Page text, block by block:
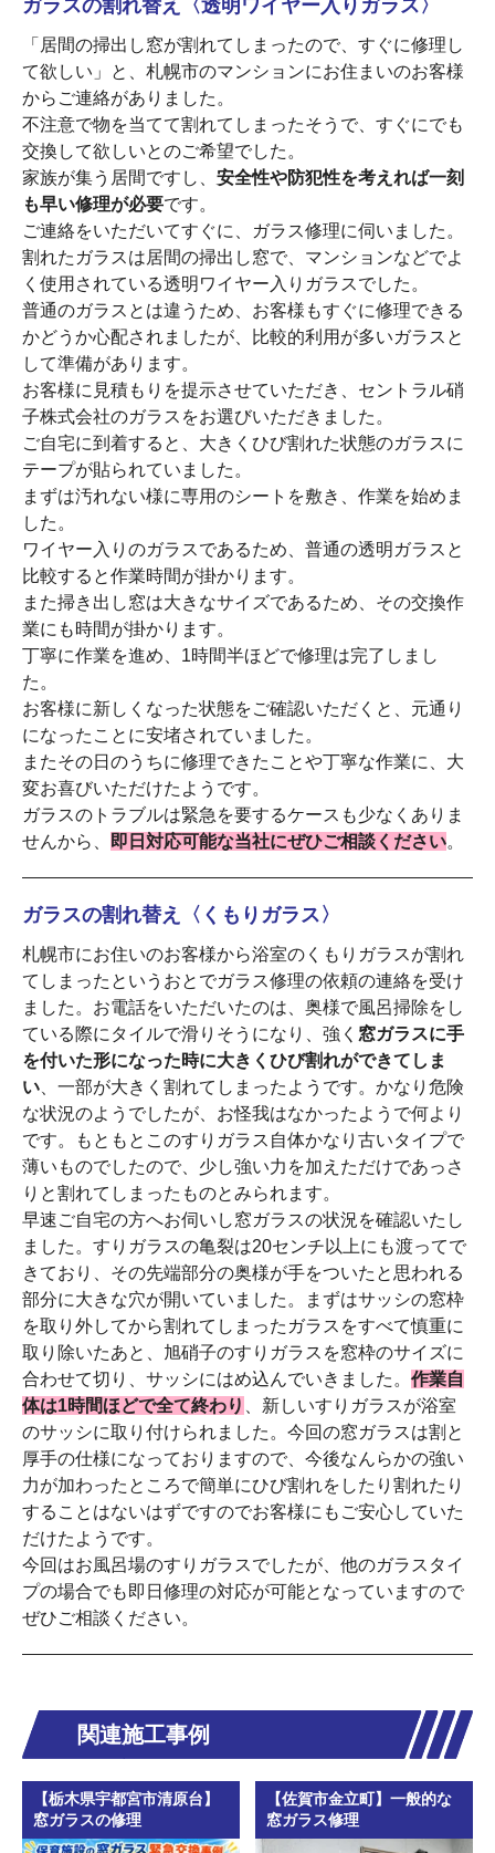
ガラスの割れ替え〈透明ワイヤー入りガラス〉
「居間の掃出し窓が割れてしまったので、すぐに修理し
て欲しい」と、札幌市のマンションにお住まいのお客様
からご連絡がありました。
不注意で物を当てて割れてしまったそうで、すぐにでも
交換して欲しいとのご希望でした。
家族が集う居間ですし、 安全性や防犯性を考えれば一刻
も早い修理が必要です。
ご連絡をいただいてすぐに、ガラス修理に伺いました。
割れたガラスは居間の掃出し窓で、マンションなどでよ
く使用されている透明ワイヤー入りガラスでした。
普通のガラスとは違うため、お客様もすぐに修理できる
かどうか心配されましたが、比較的利用が多いガラスと
して準備があります。
お客様に見積もりを提示させていただき、セントラル硝
子株式会社のガラスをお選びいただきました。
ご自宅に到着すると、大きくひび割れた状態のガラスに
テープが貼られていました。
まずは汚れない様に専用のシートを敷き、作業を始めま
した。
ワイヤー入りのガラスであるため、普通の透明ガラスと
比較すると作業時間が掛かります。
また掃き出し窓は大きなサイズであるため、その交換作
業にも時間が掛かります。
丁寧に作業を進め、1時間半ほどで修理は完了しまし
た。
お客様に新しくなった状態をご確認いただくと、元通り
になったことに安堵されていました。
またその日のうちに修理できたことや丁寧な作業に、大
変お喜びいただけたようです。
ガラスのトラブルは緊急を要するケースも少なくありま
せんから、
即日対応可能な当社にぜひご相談ください。
ガラスの割れ替え〈くもりガラス〉
札幌市にお住いのお客様から浴室のくもりガラスが割れ
てしまったというおとでガラス修理の依頼の連絡を受け
ました。お電話をいただいたのは、奥様で風呂掃除をし
ている際にタイルで滑りそうになり、強く 窓ガラスに手
を付いた形になった時に大きくひび割れができてしま
い 、一部が大きく割れてしまったようです。かなり危険
な状況のようでしたが、お怪我はなかったようで何より
です。もともとこのすりガラス自体かなり古いタイプで
薄いものでしたので、少し強い力を加えただけであっさ
りと割れてしまったものとみられます。
早速ご自宅の方へお伺いし窓ガラスの状況を確認いたし
ました。すりガラスの亀裂は20センチ以上にも渡ってで
きており、その先端部分の奥様が手をついたと思われる
部分に大きな穴が開いていました。まずはサッシの窓枠
を取り外してから割れてしまったガラスをすべて慎重に
取り除いたあと、旭硝子のすりガラスを窓枠のサイズに
合わせて切り、サッシにはめ込んでいきました。 作業自
体は1時間ほどで全て終わり
、新しいすりガラスが浴室
のサッシに取り付けられました。今回の窓ガラスは割と
厚手の仕様になっておりますので、今後なんらかの強い
力が加わったところで簡単にひび割れをしたり割れたり
することはないはずですのでお客様にもご安心していた
だけたようです。
今回はお風呂場のすりガラスでしたが、他のガラスタイ
プの場合でも即日修理の対応が可能となっていますので
ぜひご相談ください。
関連施工事例
【栃木県宇都宮市清原台】
窓ガラスの修理
【佐賀市金立町】一般的な
窓ガラス修理